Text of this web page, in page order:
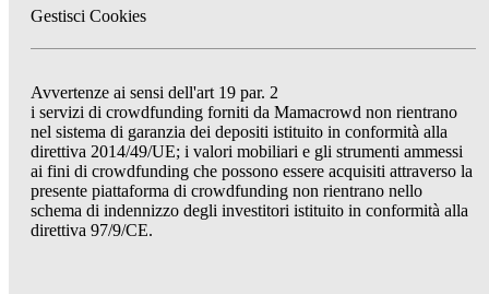
Gestisci Cookies
Avvertenze ai sensi dell'art 19 par. 2
i servizi di crowdfunding forniti da Mamacrowd non rientrano
nel sistema di garanzia dei depositi istituito in conformità alla
direttiva 2014/49/UE; i valori mobiliari e gli strumenti ammessi
ai fini di crowdfunding che possono essere acquisiti attraverso la
presente piattaforma di crowdfunding non rientrano nello
schema di indennizzo degli investitori istituito in conformità alla
direttiva 97/9/CE.